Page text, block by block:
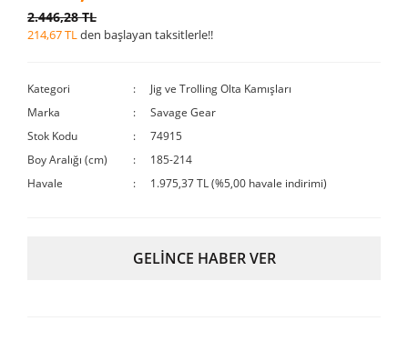
2.446,28 TL
214,67 TLden başlayan taksitlerle!!
Kategori
Jig ve Trolling Olta Kamışları
Marka
Savage Gear
Stok Kodu
74915
Boy Aralığı (cm)
185-214
Havale
1.975,37 TL (%5,00 havale indirimi)
GELİNCE HABER VER